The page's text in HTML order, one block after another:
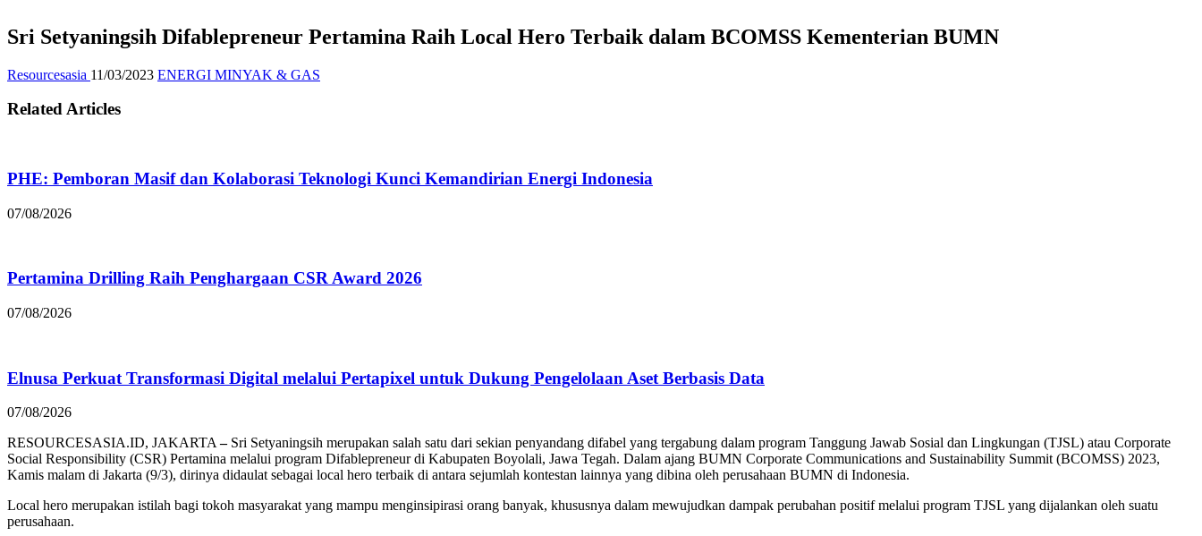
Sri Setyaningsih Difablepreneur Pertamina Raih Local Hero Terbaik dalam BCOMSS Kementerian BUMN
Resourcesasia 11/03/2023 ENERGI MINYAK & GAS
Related Articles
PHE: Pemboran Masif dan Kolaborasi Teknologi Kunci Kemandirian Energi Indonesia
07/08/2026
Pertamina Drilling Raih Penghargaan CSR Award 2026
07/08/2026
Elnusa Perkuat Transformasi Digital melalui Pertapixel untuk Dukung Pengelolaan Aset Berbasis Data
07/08/2026
RESOURCESASIA.ID, JAKARTA–Sri Setyaningsih merupakan salah satu dari sekian penyandang difabel yang tergabung dalam program Tanggung Jawab Sosial dan Lingkungan (TJSL) atau Corporate
Social Responsibility (CSR) Pertamina melalui program Difablepreneur di Kabupaten Boyolali, Jawa Tegah. Dalam ajang BUMN Corporate Communications and Sustainability Summit (BCOMSS) 2023,
Kamis malam di Jakarta (9/3), dirinya didaulat sebagai local hero terbaik di antara sejumlah kontestan lainnya yang dibina oleh perusahaan BUMN di Indonesia.
Local hero merupakan istilah bagi tokoh masyarakat yang mampu menginsipirasi orang banyak, khususnya dalam mewujudkan dampak perubahan positif melalui program TJSL yang dijalankan oleh suatu
perusahaan.